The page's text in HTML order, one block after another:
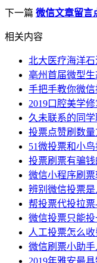
下一篇 微信文章留言
相关内容
北大医疗海洋
亳州首届微型
手把手教你微
2019口腔美学
久未联系的同
投票点赞刷数量
51微投票和小
投票刷票有骗钱
微信小程序刷票
辨别微信投票是
帮投票代投拉
微信投票只能
人工投票怎么收
微信刷票小助手
2019年雅安最